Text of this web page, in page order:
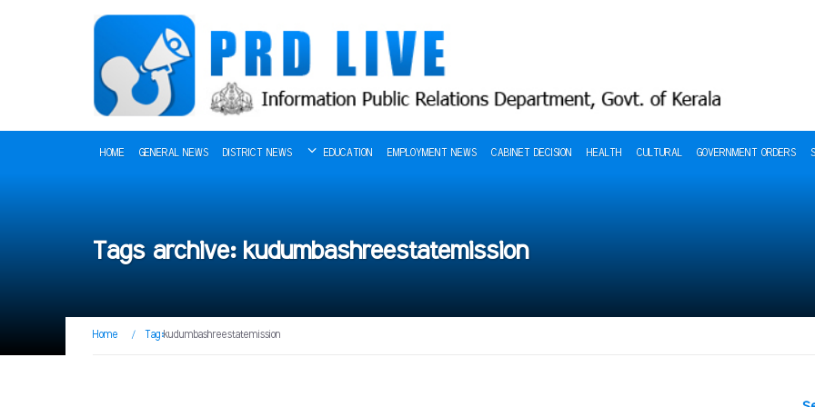
HOME GENERAL NEWS DISTRICT NEWS EDUCATION EMPLOYMENT NEWS CABINET DECISION HEALTH CULTURAL GOVERNMENT ORDERS
Tags archive: kudumbashreestatemission
Home / Tag:kudumbashreestatemission